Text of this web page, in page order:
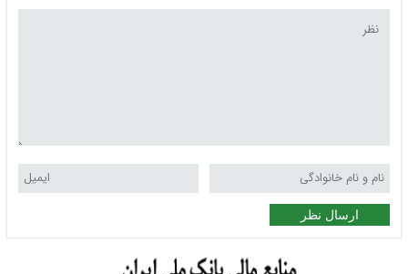
ارسال نظر